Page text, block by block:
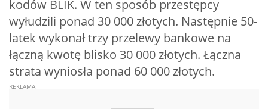
kodów BLIK. W ten sposób przestępcy
wyłudzili ponad 30 000 złotych. Następnie 50-
latek wykonał trzy przelewy bankowe na
łączną kwotę blisko 30 000 złotych. Łączna
strata wyniosła ponad 60 000 złotych.